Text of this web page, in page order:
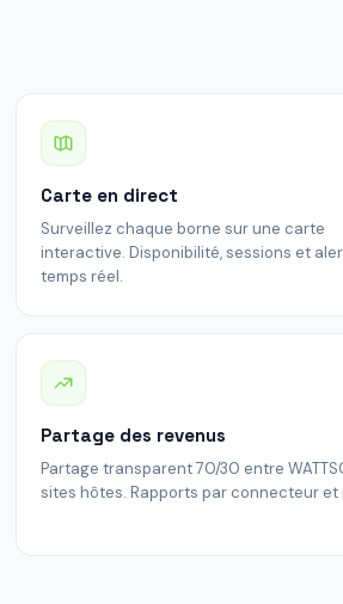
Carte en direct
Surveillez chaque borne sur une carte
interactive. Disponibilité, sessions et
temps réel.
Partage des revenus
Partage transparent 70/30 entre
sites hôtes. Rapports par connecteur et